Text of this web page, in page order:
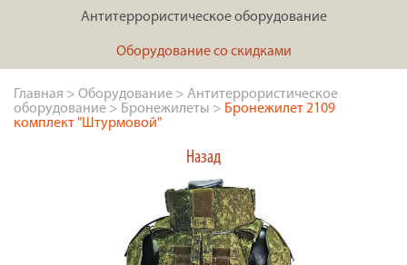
Антитеррористическое оборудование
Оборудование со скидками
Главная > Оборудование > Антитеррористическое
оборудование > Бронежилеты > Бронежилет 2109
комплект "Штурмовой"
Назад